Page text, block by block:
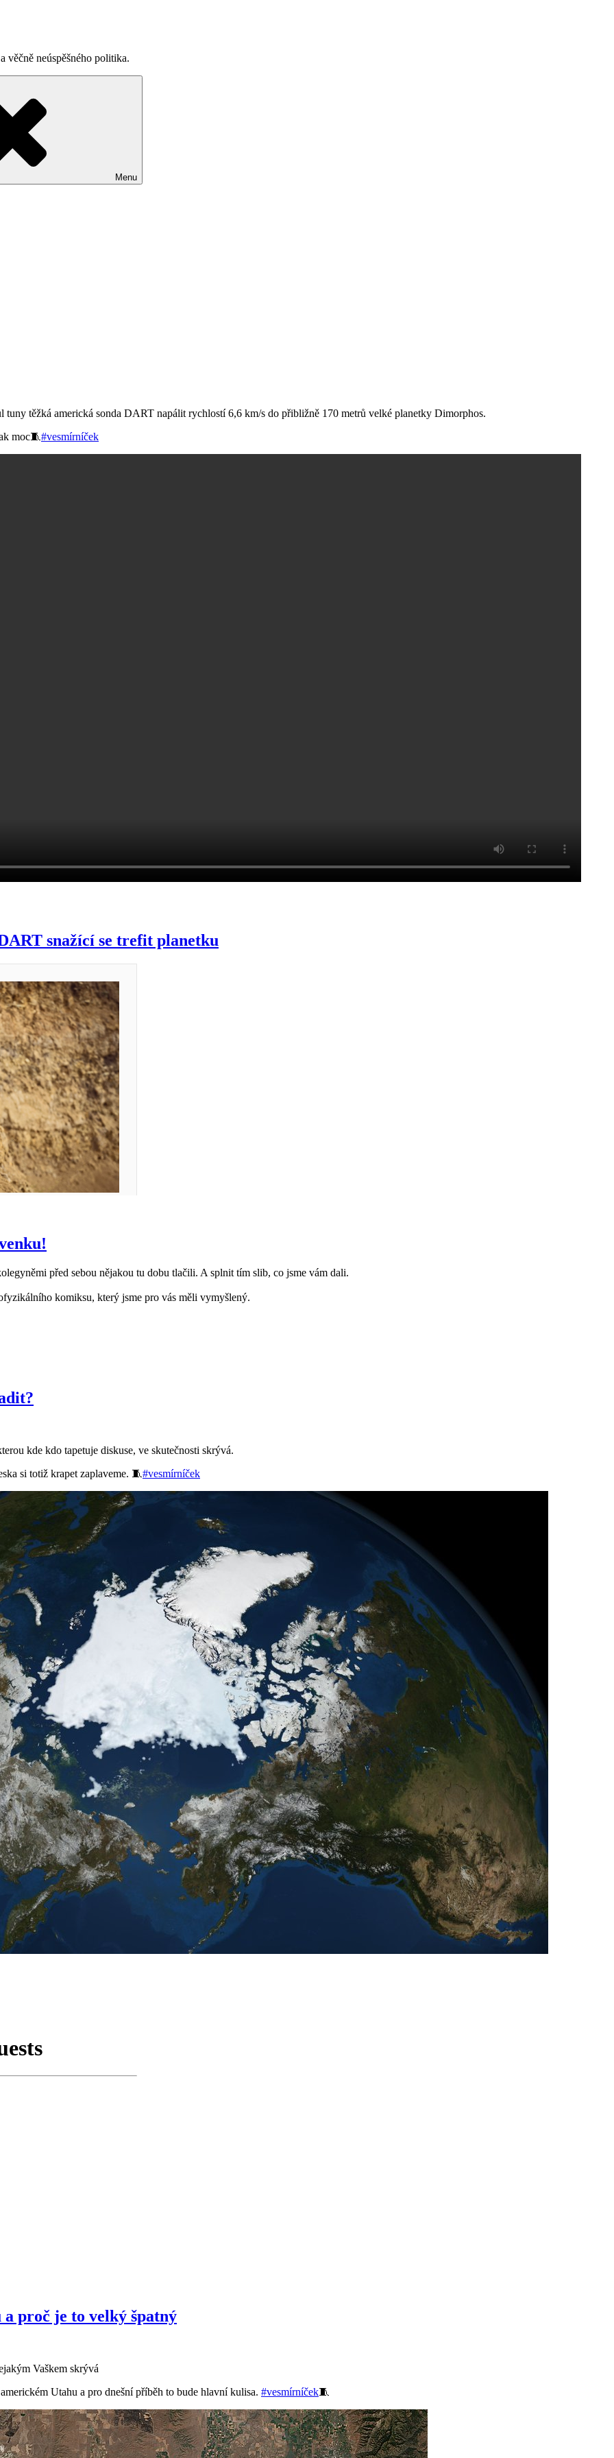
věčně neúspěšného politika.
Menu
těžká americká sonda DART napálit rychlostí 6,6 km/s do přibližně 170 metrů velké planetky Dimorphos.
moc🧵#vesmírníček
snažící se trefit planetku
před sebou nějakou tu dobu tlačili. A splnit tím slib, co jsme vám dali.
komiksu, který jsme pro vás měli vymyšlený.
kde kdo tapetuje diskuse, ve skutečnosti skrývá.
si totiž krapet zaplaveme. 🧵#vesmírníček
a proč je to velký špatný
Vaškem skrývá
Utahu a pro dnešní příběh to bude hlavní kulisa. #vesmírníček🧵